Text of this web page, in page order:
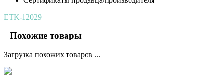
ETK-12029
Похожие товары
Загрузка похожих товаров ...